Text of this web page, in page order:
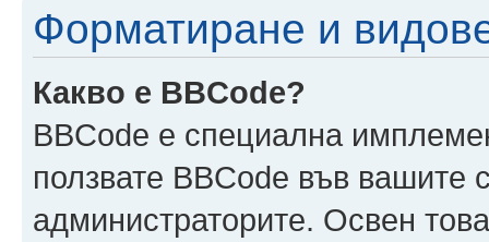
Форматиране и
Какво е BBCode?
BBCode е специална
ползвате BBCode във
администраторите. Освен